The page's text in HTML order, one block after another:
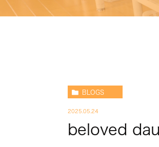
BLOGS
2025.05.24
beloved